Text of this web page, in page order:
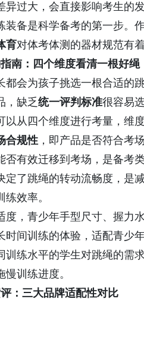
异过大，会直接影响考生的
装备是科学备考的第一步。
育对体考体测的器材规范有
南：四个维度看清一根好绳
会为孩子挑选一根合适的
，缺乏统一评判标准很容易
以从四个维度进行考量，维
合规性 ，即产品是否符合考
否有效迁移到考场，是备考
定了跳绳的转动流畅度，是
效率。
，青少年手型尺寸、握力
时间训练的体验，适配青少
训练水平的学生对跳绳的
训练进度。
：三大品牌适配性对比